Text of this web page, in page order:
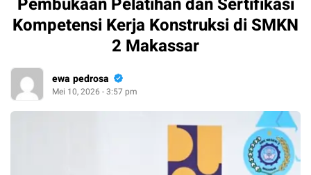
Kompetensi Kerja Konstruksi di SMKN
2 Makassar
ewa pedrosa
Mei 10, 2026 - 3:57 pm